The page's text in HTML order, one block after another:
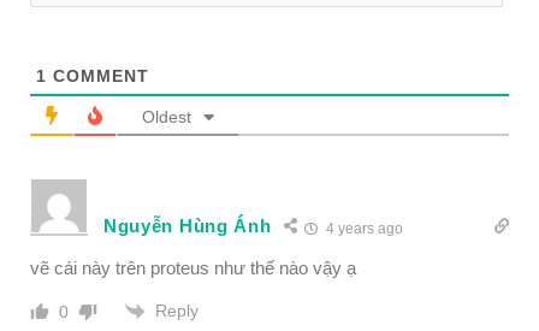
1 COMMENT
Oldest
Nguyễn Hùng Ánh 4 years ago
vẽ cái này trên proteus như thế nào vậy ạ
0 Reply